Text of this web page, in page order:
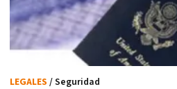
LEGALES / Seguridad